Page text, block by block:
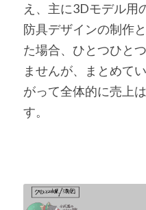
え、主に3Dモデル用
防具デザインの制作
た場合、ひとつひと
ませんが、まとめて
がって全体的に売上
す。